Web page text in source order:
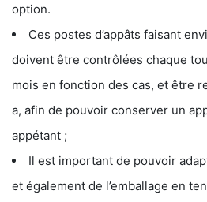
option.
Ces postes d’appâts faisant
doivent être contrôlées chaque
mois en fonction des cas, et être
a, afin de pouvoir conserver un
appétant ;
Il est important de pouvoir
et également de l’emballage en